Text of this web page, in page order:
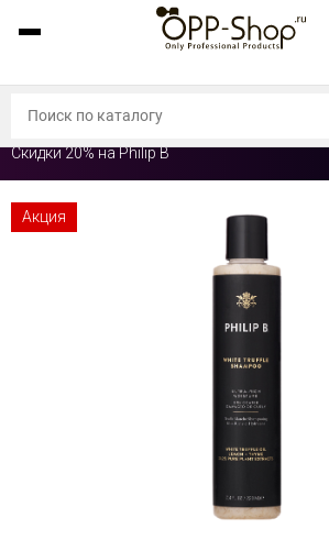
Скидки 20% на Philip B
Акция